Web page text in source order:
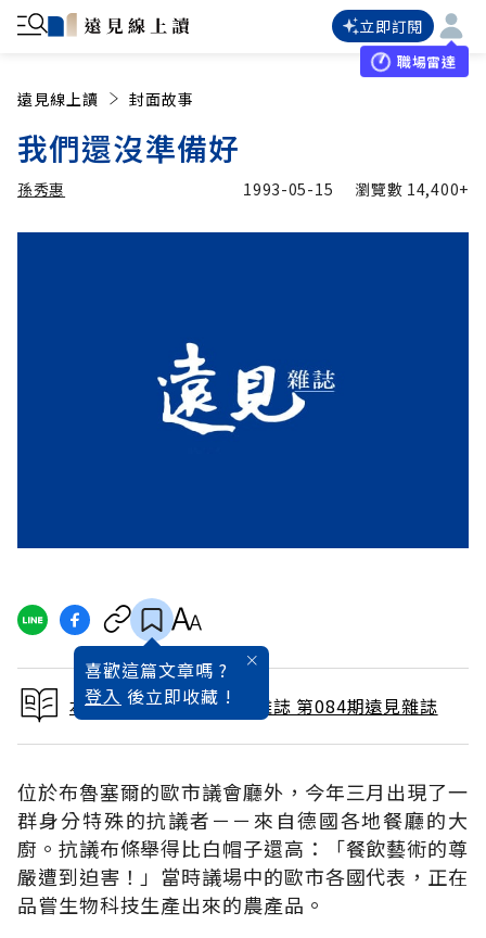
立即訂閱
職場雷達
遠見線上讀 封面故事
我們還沒準備好
孫秀惠 1993-05-15 瀏覽數 14,400+
喜歡這篇文章嗎 ?
登入 後立即收藏 !
本文出自 1993 / 6月號雜誌 第084期遠見雜誌
位於布魯塞爾的歐市議會廳外，今年三月出現了一
群身分特殊的抗議者－－來自德國各地餐廳的大
廚。抗議布條舉得比白帽子還高：「餐飲藝術的尊
嚴遭到迫害！」當時議場中的歐市各國代表，正在
品嘗生物科技生產出來的農產品。